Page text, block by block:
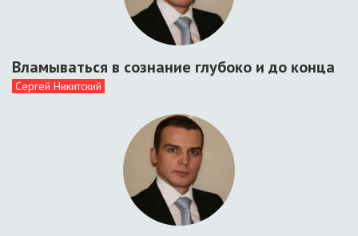
Вламываться в сознание глубоко и до конца
Сергей Никитский